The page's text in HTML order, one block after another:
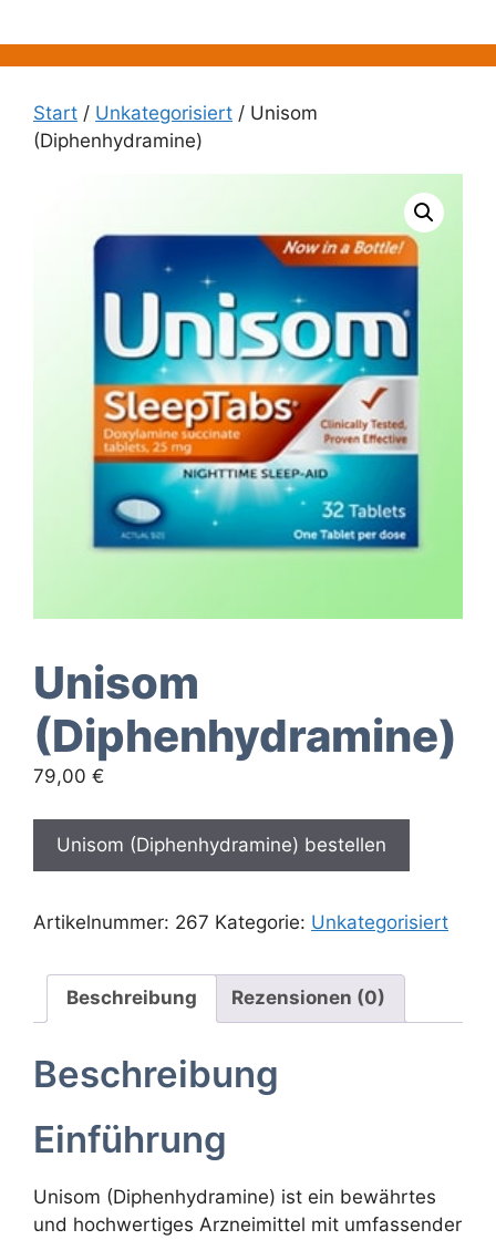
Inhalt
springen
Start / Unkategorisiert / Unisom
(Diphenhydramine)
Unisom
(Diphenhydramine)
79,00 €
Unisom (Diphenhydramine) bestellen
Artikelnummer: 267 Kategorie: Unkategorisiert
Beschreibung Rezensionen (0)
Beschreibung
Einführung
Unisom (Diphenhydramine) ist ein bewährtes
und hochwertiges Arzneimittel mit umfassender